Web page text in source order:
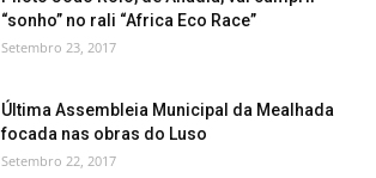
“sonho” no rali “Africa Eco Race”
Setembro 23, 2017
Última Assembleia Municipal da Mealhada
focada nas obras do Luso
Setembro 22, 2017